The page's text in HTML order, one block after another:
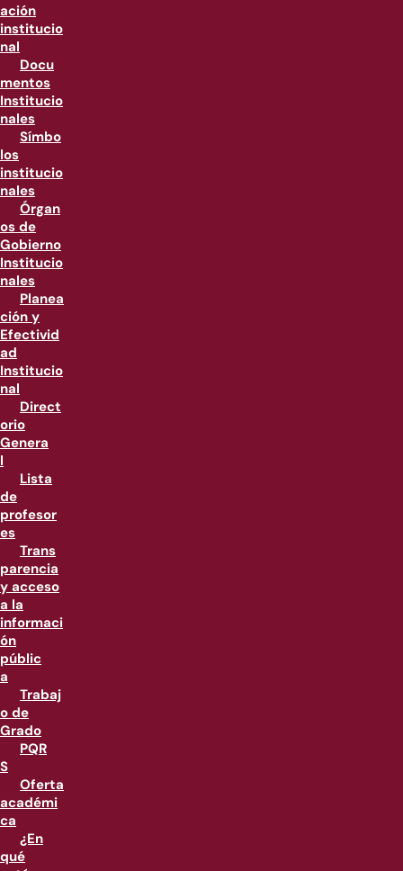
ación
institucio
nal
Docu
mentos
Institucio
nales
Símbo
los
institucio
nales
Órgan
os de
Gobierno
Institucio
nales
Planea
ción y
Efectivid
ad
Institucio
nal
Direct
orio
Genera
l
Lista
de
profesor
es
Trans
parencia
y acceso
a la
informaci
ón
públic
a
Trabaj
o de
Grado
PQR
S
Oferta
académi
ca
¿En
qué